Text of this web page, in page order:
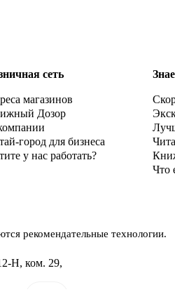
сеть
магазинов
Дозор
город для бизнеса
у нас работать?
Что
рекомендательные технологии.
Н, ком. 29,